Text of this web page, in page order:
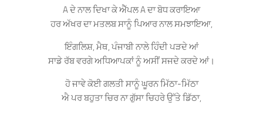
A ਦੇ ਨਾਲ ਦਿਖਾ ਕੇ ਐੱਪਲ A ਦਾ ਬੋਧ ਕਰਾਇਆ
ਹਰ ਅੱਖਰ ਦਾ ਮਤਲਬ ਸਾਨੂੰ ਪਿਆਰ ਨਾਲ ਸਮਝਾਇਆ,
ਇੰਗਲਿਸ਼, ਮੈਥ, ਪੰਜਾਬੀ ਨਾਲੇ ਹਿੰਦੀ ਪੜਦੇ ਆਂ
ਸਾਡੇ ਰੱਬ ਵਰਗੇ ਅਧਿਆਪਕਾਂ ਨੂੰ ਅਸੀਂ ਸਜਦੇ ਕਰਦੇ ਆਂ।
ਹੋ ਜਾਵੇ ਕੋਈ ਗਲਤੀ ਸਾਨੂੰ ਘੂਰਨ ਮਿੱਠਾ-ਮਿੱਠਾ
ਐ ਪਰ ਬਹੁਤਾ ਚਿਰ ਨਾ ਗੁੱਸਾ ਚਿਹਰੇ ਉੱਤੇ ਡਿੱਠਾ,